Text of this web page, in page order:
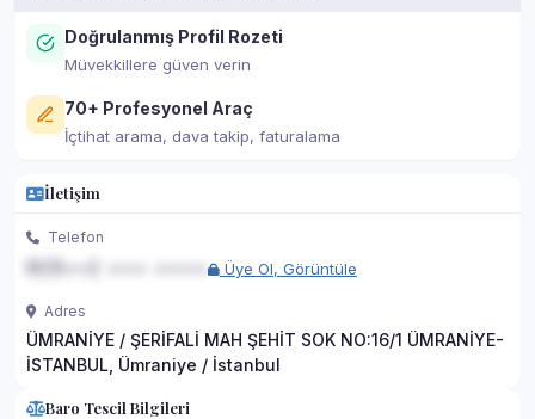
Doğrulanmış Profil Rozeti
Müvekkillere güven verin
70+ Profesyonel Araç
İçtihat arama, dava takip, faturalama
İletişim
Telefon
Üye Ol, Görüntüle
Adres
ÜMRANİYE / ŞERİFALİ MAH ŞEHİT SOK NO:16/1 ÜMRANİYE-
İSTANBUL, Ümraniye / İstanbul
Baro Tescil Bilgileri